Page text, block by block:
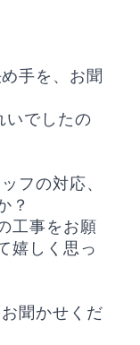
手を、お聞
いでしたの
フの対応、
？
工事をお願
嬉しく思っ
聞かせくだ